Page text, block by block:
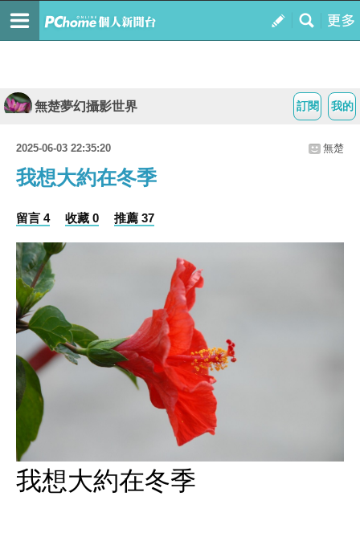
我的
訂閱
無楚夢幻攝影世界
2025-06-03 22:35:20 無楚
我想大約在冬季
留言 4 收藏 0 推薦 37
我想大約在冬季